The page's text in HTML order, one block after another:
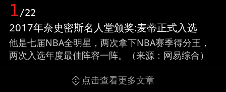
1/22
2017年奈史密斯名人堂颁奖:麦蒂正式入选
他是七届NBA全明星，两次拿下NBA赛季得分王，
两次入选年度最佳阵容一阵。（来源：网易综合）
点击查看更多文章